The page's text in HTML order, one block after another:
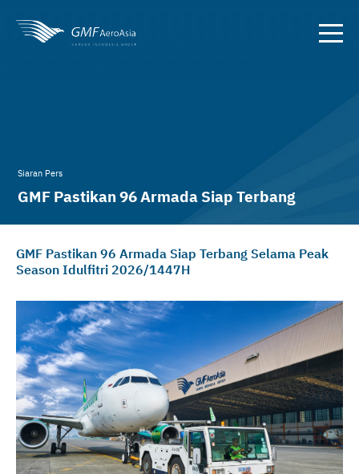
Siaran Pers
GMF Pastikan 96 Armada Siap Terbang
GMF Pastikan 96 Armada Siap Terbang Selama Peak
Season Idulfitri 2026/1447H